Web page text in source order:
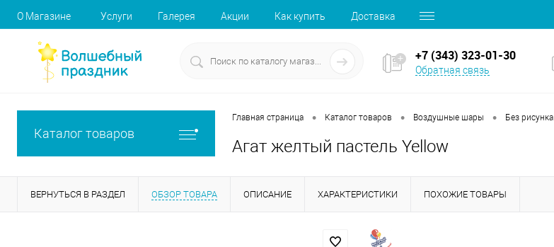
О Магазине Услуги Галерея Акции Как купить Доставка
+7 (343) 323-01-30
Обратная связь
Каталог товаров
Главная страница • Каталог товаров • Воздушные шары • Без рисунка
Агат желтый пастель Yellow
ВЕРНУТЬСЯ В РАЗДЕЛ ОБЗОР ТОВАРА ОПИСАНИЕ ХАРАКТЕРИСТИКИ ПОХОЖИЕ ТОВАРЫ